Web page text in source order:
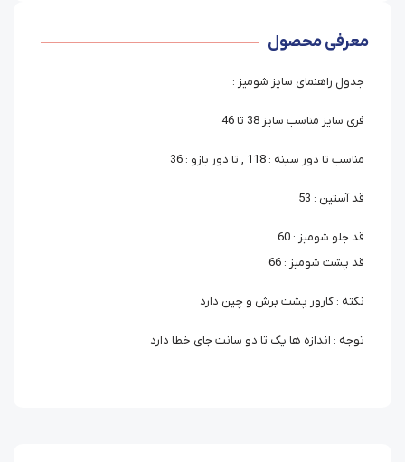
معرفی محصول
جدول راهنمای سایز شومیز :
فری سایز مناسب سایز 38 تا 46
مناسب تا دور سینه : 118 , تا دور بازو : 36
قد آستین : 53
قد جلو شومیز : 60
قد پشت شومیز : 66
نکته : کارور پشت برش و چین دارد
توجه : اندازه ها یک تا دو سانت جای خطا دارد